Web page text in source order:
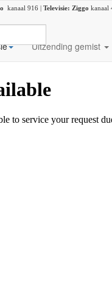
kanaal 916 | Televisie: Ziggo kanaal
Uitzending gemist